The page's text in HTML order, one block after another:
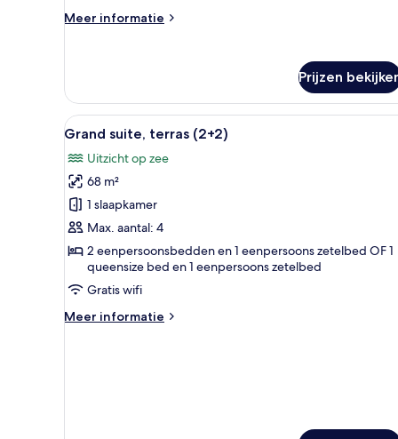
Meer informatie
Meer
op
bergen
(2+2)
Prijzen
Alle
foto's
voor
Grand
suite,
terras
(2+2)
laden
Een kamer met een ronde
4
Grand suite, terras (2+2)
Uitzicht op zee
68 m²
1 slaapkamer
Max. aantal: 4
2 eenpersoonsbedden en 1 eenpersoons zetelbed OF 1
queensize bed en 1 eenpersoons zetelbed
Gratis wifi
Meer informatie
Meer